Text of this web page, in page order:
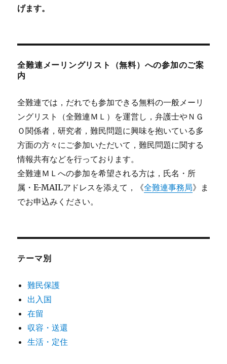
げます。
全難連メーリングリスト（無料）への参加のご案
内
全難連では，だれでも参加できる無料の一般メーリ
ングリスト（全難連ＭＬ）を運営し，弁護士やＮＧ
Ｏ関係者，研究者，難民問題に興味を抱いている多
方面の方々にご参加いただいて，難民問題に関する
情報共有などを行っております。
全難連ＭＬへの参加を希望される方は，氏名・所
属・E-MAILアドレスを添えて，《全難連事務局》ま
でお申込みください。
テーマ別
難民保護
出入国
在留
収容・送還
生活・定住